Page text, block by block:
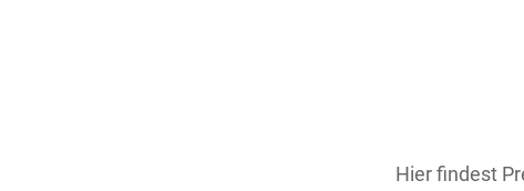
Hier findest